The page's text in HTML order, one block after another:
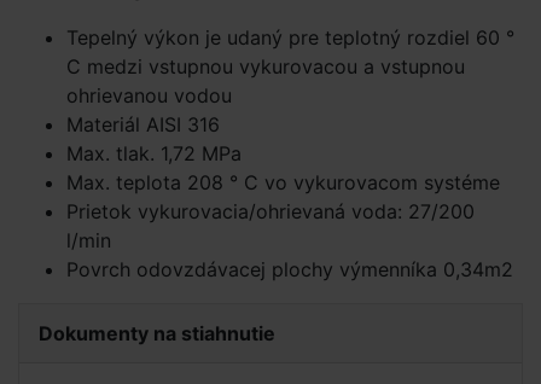
Tepelný výkon je udaný pre teplotný rozdiel 60 °
C medzi vstupnou vykurovacou a vstupnou
ohrievanou vodou
Materiál AISI 316
Max. tlak. 1,72 MPa
Max. teplota 208 ° C vo vykurovacom systéme
Prietok vykurovacia/oh­rievaná voda: 27/200
l/min
Povrch odovzdávacej plochy výmenníka 0,34m2
Dokumenty na stiahnutie